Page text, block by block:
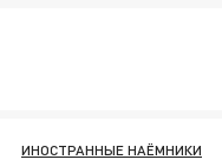
ИНОСТРАННЫЕ НАЁМНИКИ